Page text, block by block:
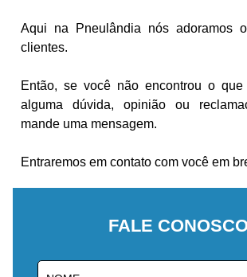
Aqui na Pneulândia nós adoramos
clientes.
Então, se você não encontrou o que
alguma dúvida, opinião ou
mande uma mensagem.
Entraremos em contato com você em
FALE